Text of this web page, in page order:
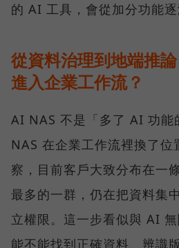
的 AI 工具，會從加分功能逐
從資料治理到地端推
進入企業工作流？
AI NAS 不是「多了 AI 功能
NAS 在企業工作流裡換了
察，目前客戶大致分布在一
最多的一群，仍在把資料集
立權限。這一步看似與 AI
能不能找到正確資料、辨識